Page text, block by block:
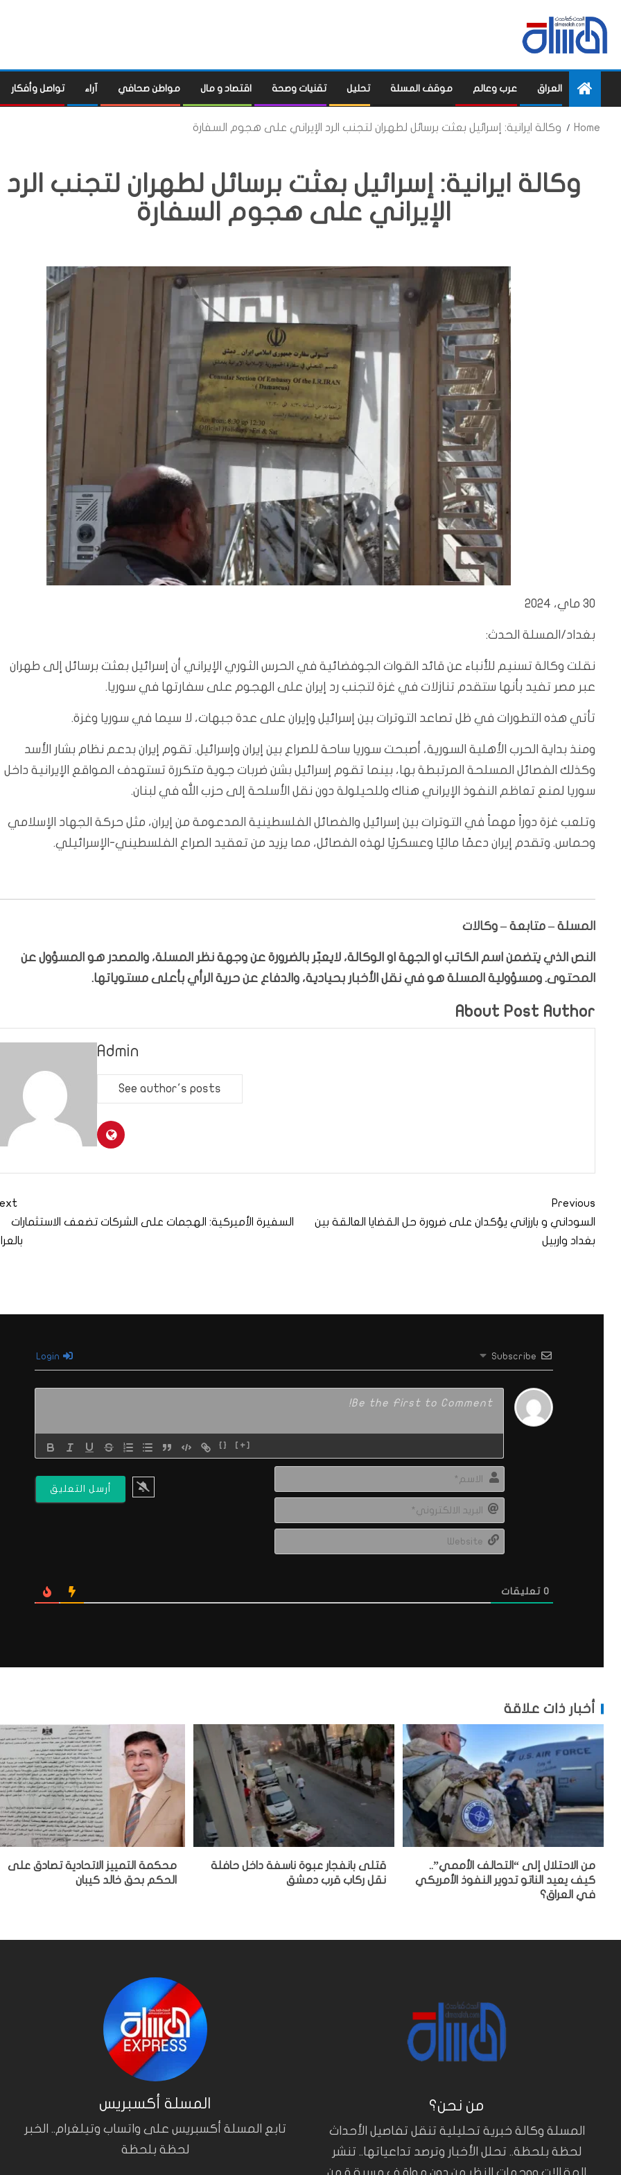
العراق عرب وعالم موقف المسلة تحليل تقنيات وصحة اقتصاد و مال مواطن صحافي آراء تواصل وأفكار
Home وكالة ايرانية: إسرائيل بعثت برسائل لطهران لتجنب الرد الإيراني على هجوم السفارة
وكالة ايرانية: إسرائيل بعثت برسائل لطهران لتجنب الرد
الإيراني على هجوم السفارة
30 ماي، 2024
بغداد/المسلة الحدث:
نقلت وكالة تسنيم للأنباء عن قائد القوات الجوفضائية في الحرس الثوري الإيراني أن إسرائيل بعثت برسائل إلى طهران
عبر مصر تفيد بأنها ستقدم تنازلات في غزة لتجنب رد إيران على الهجوم على سفارتها في سوريا.
تأتي هذه التطورات في ظل تصاعد التوترات بين إسرائيل وإيران على عدة جبهات، لا سيما في سوريا وغزة.
ومنذ بداية الحرب الأهلية السورية، أصبحت سوريا ساحة للصراع بين إيران وإسرائيل. تقوم إيران بدعم نظام بشار الأسد
وكذلك الفصائل المسلحة المرتبطة بها، بينما تقوم إسرائيل بشن ضربات جوية متكررة تستهدف المواقع الإيرانية داخل
سوريا لمنع تعاظم النفوذ الإيراني هناك وللحيلولة دون نقل الأسلحة إلى حزب الله في لبنان.
وتلعب غزة دوراً مهماً في التوترات بين إسرائيل والفصائل الفلسطينية المدعومة من إيران، مثل حركة الجهاد الإسلامي
وحماس. وتقدم إيران دعمًا ماليًا وعسكريًا لهذه الفصائل، مما يزيد من تعقيد الصراع الفلسطيني-الإسرائيلي.
المسلة – متابعة – وكالات
النص الذي يتضمن اسم الكاتب او الجهة او الوكالة، لايعبّر بالضرورة عن وجهة نظر المسلة، والمصدر هو المسؤول عن
المحتوى. ومسؤولية المسلة هو في نقل الأخبار بحيادية، والدفاع عن حرية الرأي بأعلى مستوياتها.
About Post Author
Admin
See author's posts
Previous
السوداني و بارزاني يؤكدان على ضرورة حل القضايا العالقة بين
بغداد واربيل
السفيرة الأميركية: الهجمات على الشركات تضعف الاستثمارات
Subscribe
{} [+]
0 تعليقات
أخبار ذات علاقة
من الاحتلال إلى “التحالف الأممي”..
كيف يعيد الناتو تدوير النفوذ الأمريكي
في العراق؟
قتلى بانفجار عبوة ناسفة داخل حافلة
نقل ركاب قرب دمشق
محكمة التمييز الاتحادية تصادق على
الحكم بحق خالد كيبان
المسلة أكسبريس
تابع المسلة أكسبريس على واتساب وتيلغرام.. الخبر
لحظة بلحظة
من نحن؟
المسلة وكالة خبرية تحليلية تنقل تفاصيل الأحداث
لحظة بلحظة.. تحلل الأخبار وترصد تداعياتها.. تنشر